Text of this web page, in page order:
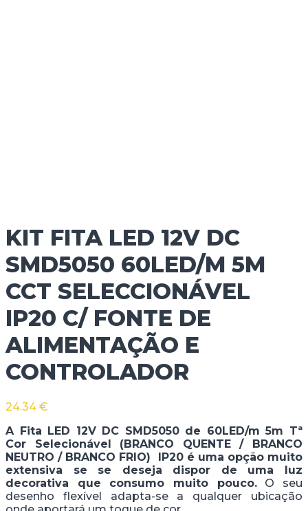
KIT FITA LED 12V DC
SMD5050 60LED/M 5M
CCT SELECCIONÁVEL
IP20 C/ FONTE DE
ALIMENTAÇÃO E
CONTROLADOR
24.34 €
A Fita LED 12V DC SMD5050 de 60LED/m 5m Tª
Cor Selecionável (BRANCO QUENTE / BRANCO
NEUTRO / BRANCO FRIO) IP20 é uma opção muito
extensiva se se deseja dispor de uma luz
decorativa que consumo muito pouco.O seu
desenho flexível adapta-se a qualquer ubicação